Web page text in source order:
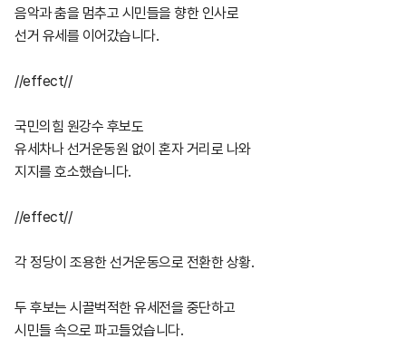
음악과 춤을 멈추고 시민들을 향한 인사로
선거 유세를 이어갔습니다.
//effect//
국민의힘 원강수 후보도
유세차나 선거운동원 없이 혼자 거리로 나와
지지를 호소했습니다.
//effect//
각 정당이 조용한 선거운동으로 전환한 상황.
두 후보는 시끌벅적한 유세전을 중단하고
시민들 속으로 파고들었습니다.